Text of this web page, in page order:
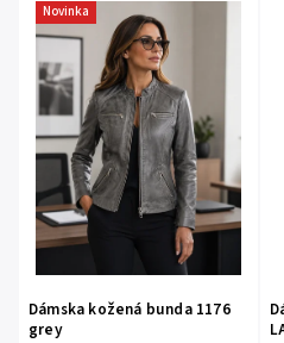
Novinka
Dámska kožená bunda 1176
grey